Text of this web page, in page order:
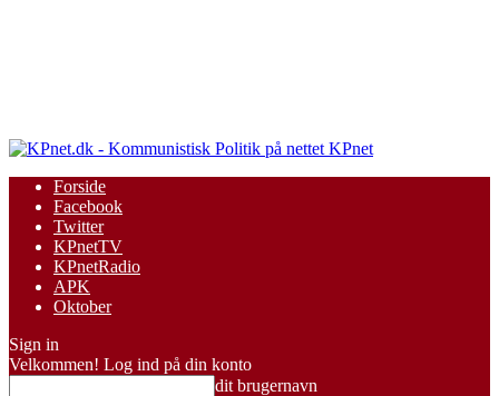
KPnet
Forside
Facebook
Twitter
KPnetTV
KPnetRadio
APK
Oktober
Sign in
Velkommen! Log ind på din konto
dit brugernavn